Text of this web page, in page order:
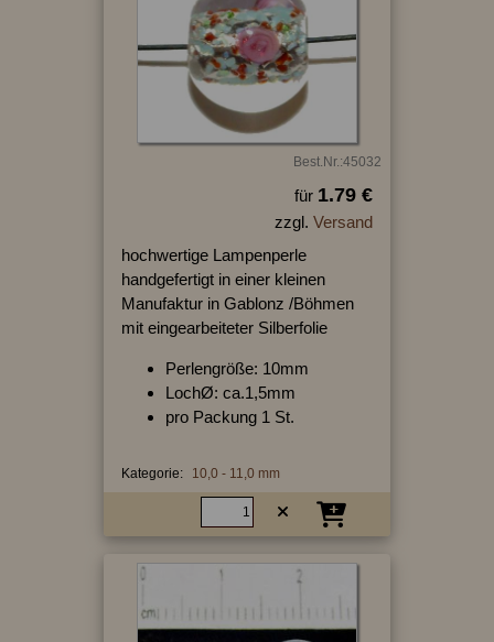
Best.Nr.:45032
für 1.79 €
zzgl. Versand
hochwertige Lampenperle
handgefertigt in einer kleinen
Manufaktur in Gablonz /Böhmen
mit eingearbeiteter Silberfolie
Perlengröße: 10mm
LochØ: ca.1,5mm
pro Packung 1 St.
Kategorie: 10,0 - 11,0 mm